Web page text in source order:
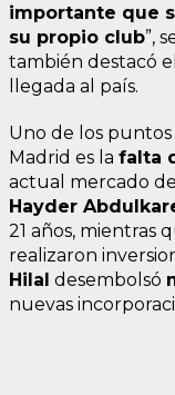
importante que
su propio club”,
también destacó
llegada al país.
Uno de los
Madrid es la falta
actual mercado
Hayder
21 años, mientras
realizaron
Hilal desembolsó
nuevas